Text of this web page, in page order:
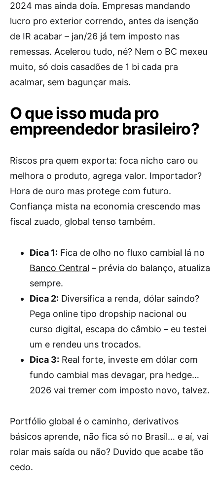
2024 mas ainda doía. Empresas mandando
lucro pro exterior correndo, antes da isenção
de IR acabar – jan/26 já tem imposto nas
remessas. Acelerou tudo, né? Nem o BC mexeu
muito, só dois casadões de 1 bi cada pra
acalmar, sem bagunçar mais.
O que isso muda pro
empreendedor brasileiro?
Riscos pra quem exporta: foca nicho caro ou
melhora o produto, agrega valor. Importador?
Hora de ouro mas protege com futuro.
Confiança mista na economia crescendo mas
fiscal zuado, global tenso também.
Dica 1: Fica de olho no fluxo cambial lá no
Banco Central – prévia do balanço, atualiza
sempre.
Dica 2: Diversifica a renda, dólar saindo?
Pega online tipo dropship nacional ou
curso digital, escapa do câmbio – eu testei
um e rendeu uns trocados.
Dica 3: Real forte, investe em dólar com
fundo cambial mas devagar, pra hedge…
2026 vai tremer com imposto novo, talvez.
Portfólio global é o caminho, derivativos
básicos aprende, não fica só no Brasil… e aí, vai
rolar mais saída ou não? Duvido que acabe tão
cedo.